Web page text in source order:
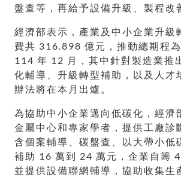
盤查等，再給予設備升級、製程改
經濟部表示，產業及中小企業升級
費共 316.898 億元，推動總期程
114 年 12 月，其中針對製造業推
化輔導、升級轉型補助，以及人才
辦法將在本月出爐。
為協助中小企業邁向低碳化，經濟
金屬中心和專家學者，提供工廠診
含個案輔導、碳盤查、以大帶小低
補助 16 萬到 24 萬元，企業自籌 4
並提供設備聯網輔導，協助收集生